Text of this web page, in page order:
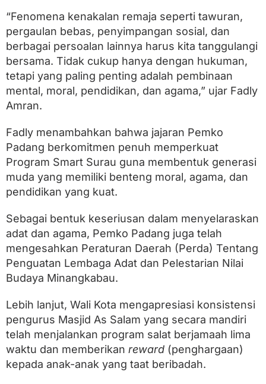
i
d
A
s
S
a
l
a
“Fenomena kenakalan remaja seperti tawuran,
pergaulan bebas, penyimpangan sosial, dan
berbagai persoalan lainnya harus kita tanggulangi
bersama. Tidak cukup hanya dengan hukuman,
tetapi yang paling penting adalah pembinaan
mental, moral, pendidikan, dan agama,” ujar Fadly
Amran.
Fadly menambahkan bahwa jajaran Pemko
Padang berkomitmen penuh memperkuat
Program Smart Surau guna membentuk generasi
muda yang memiliki benteng moral, agama, dan
pendidikan yang kuat.
Sebagai bentuk keseriusan dalam menyelaraskan
adat dan agama, Pemko Padang juga telah
mengesahkan Peraturan Daerah (Perda) Tentang
Penguatan Lembaga Adat dan Pelestarian Nilai
Budaya Minangkabau.
Lebih lanjut, Wali Kota mengapresiasi konsistensi
pengurus Masjid As Salam yang secara mandiri
telah menjalankan program salat berjamaah lima
waktu dan memberikan reward (penghargaan)
kepada anak-anak yang taat beribadah.